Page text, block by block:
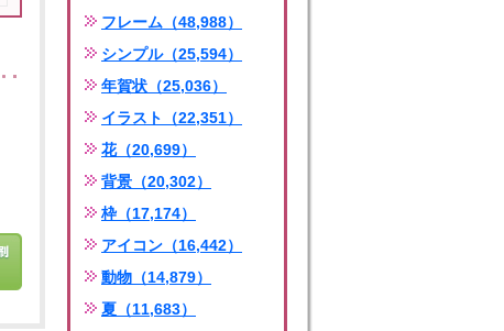
フレーム（48,988）
シンプル（25,594）
年賀状（25,036）
イラスト（22,351）
花（20,699）
背景（20,302）
枠（17,174）
アイコン（16,442）
動物（14,879）
夏（11,683）